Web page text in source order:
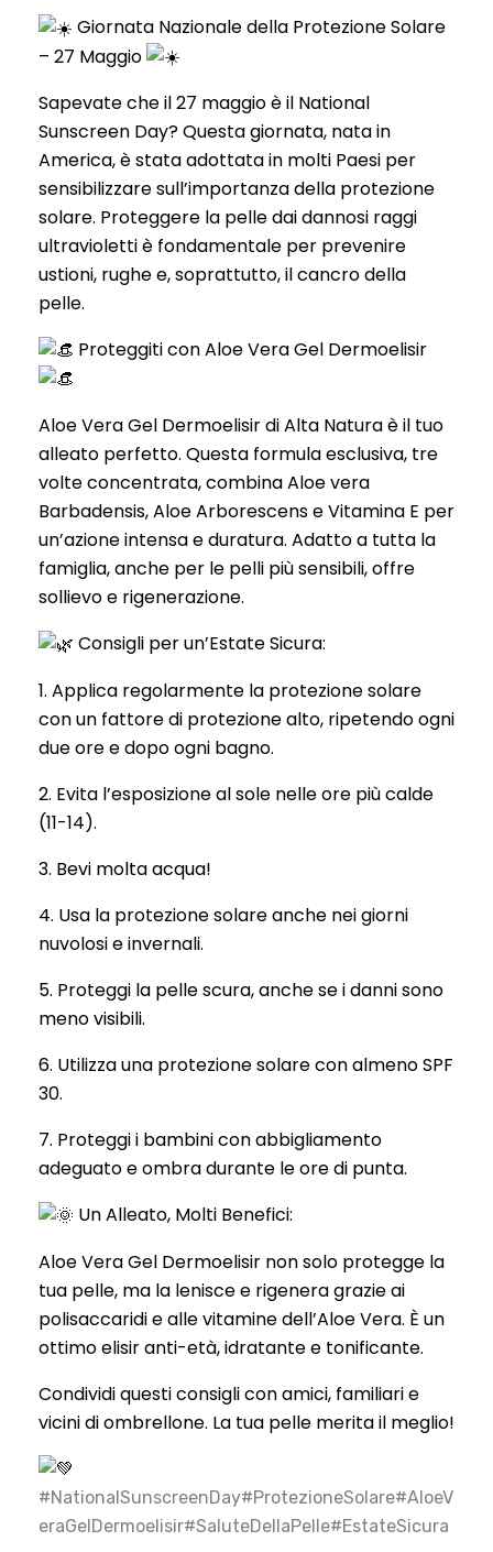
Giornata Nazionale della Protezione Solare
– 27 Maggio
Sapevate che il 27 maggio è il National
Sunscreen Day? Questa giornata, nata in
America, è stata adottata in molti Paesi per
sensibilizzare sull’importanza della protezione
solare. Proteggere la pelle dai dannosi raggi
ultravioletti è fondamentale per prevenire
ustioni, rughe e, soprattutto, il cancro della
pelle.
Proteggiti con Aloe Vera Gel Dermoelisir
AloeVera Gel Dermoelisir di Alta Natura è il tuo
alleato perfetto. Questa formula esclusiva, tre
volte concentrata, combina Aloe vera
Barbadensis, Aloe Arborescens e Vitamina E per
un’azione intensa e duratura. Adatto a tutta la
famiglia, anche per le pelli più sensibili, offre
sollievo e rigenerazione.
Consigli per un’Estate Sicura:
1. Applica regolarmente la protezione solare
con un fattore di protezione alto, ripetendo ogni
due ore e dopo ogni bagno.
2. Evita l’esposizione al sole nelle ore più calde
(11-14).
3. Bevi molta acqua!
4. Usa la protezione solare anche nei giorni
nuvolosi e invernali.
5. Proteggi la pelle scura, anche se i danni sono
meno visibili.
6. Utilizza una protezione solare con almeno SPF
30.
7. Proteggi i bambini con abbigliamento
adeguato e ombra durante le ore di punta.
Un Alleato, Molti Benefici:
Aloe Vera Gel Dermoelisir non solo protegge la
tua pelle, ma la lenisce e rigenera grazie ai
polisaccaridi e alle vitamine dell’Aloe Vera. È un
ottimo elisir anti-età, idratante e tonificante.
Condividi questi consigli con amici, familiari e
vicini di ombrellone. La tua pelle merita il meglio!
#NationalSunscreenDay#ProtezioneSolare#AloeV
eraGelDermoelisir#SaluteDellaPelle#EstateSicura